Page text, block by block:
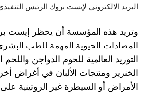
لإيست بروك الرئيس التنفيذي
المؤسسة أن يحظر إيست بروك
الحيوية المهمة للطب البشري في
للحوم الدواجن واللحم البقري
ومنتجات الألبان في أغراض أخرى غير
أو السيطرة غير الروتينية على أمراض